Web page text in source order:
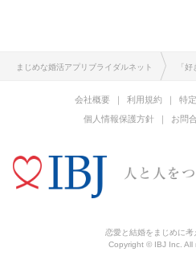
まじめな婚活アプリブライダルネット 「
会社概要 利用規約
特
個人情報保護方針
お問
恋愛と結婚をまじめに考
Copyright © IBJ Inc. All